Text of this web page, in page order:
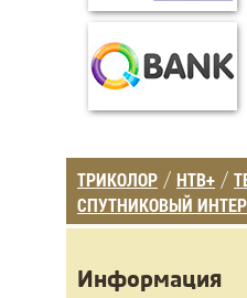
ТРИКОЛОР / НТВ+ /
СПУТНИКОВЫЙ
Информация